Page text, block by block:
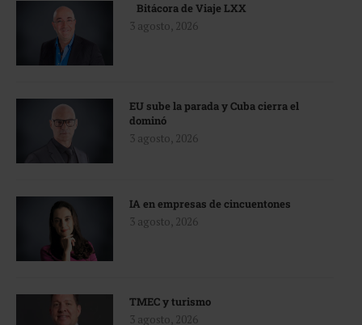
Bitácora de Viaje LXX
3 agosto, 2026
EU sube la parada y Cuba cierra el
dominó
3 agosto, 2026
IA en empresas de cincuentones
3 agosto, 2026
TMEC y turismo
3 agosto, 2026